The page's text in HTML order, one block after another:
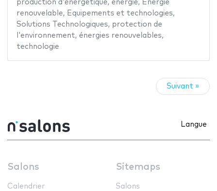
production d'énergétique, énergie, Energie
renouvelable, Equipements et technologies,
Solutions Technologiques, protection de
l'environnement, énergies renouvelables,
technologie
Suivant »
Langue
Salons
Calendrier
Sitemaps
Salons